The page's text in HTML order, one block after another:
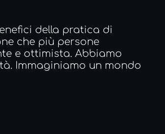
della pratica di
che più persone
e ottimista. Abbiamo
Immaginiamo un mondo